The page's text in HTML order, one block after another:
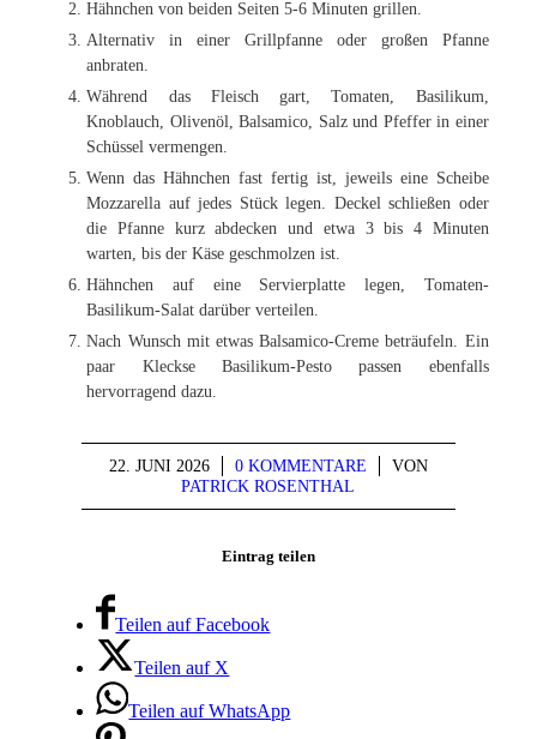
Hähnchen von beiden Seiten 5-6 Minuten grillen.
Alternativ in einer Grillpfanne oder großen Pfanne
anbraten.
Während das Fleisch gart, Tomaten, Basilikum,
Knoblauch, Olivenöl, Balsamico, Salz und Pfeffer in einer
Schüssel vermengen.
Wenn das Hähnchen fast fertig ist, jeweils eine Scheibe
Mozzarella auf jedes Stück legen. Deckel schließen oder
die Pfanne kurz abdecken und etwa 3 bis 4 Minuten
warten, bis der Käse geschmolzen ist.
Hähnchen auf eine Servierplatte legen, Tomaten-
Basilikum-Salat darüber verteilen.
Nach Wunsch mit etwas Balsamico-Creme beträufeln. Ein
paar Kleckse Basilikum-Pesto passen ebenfalls
hervorragend dazu.
22. JUNI 2026
/ 0 KOMMENTARE
/
VON
PATRICK ROSENTHAL
Eintrag teilen
Teilen auf Facebook
Teilen auf X
Teilen auf WhatsApp